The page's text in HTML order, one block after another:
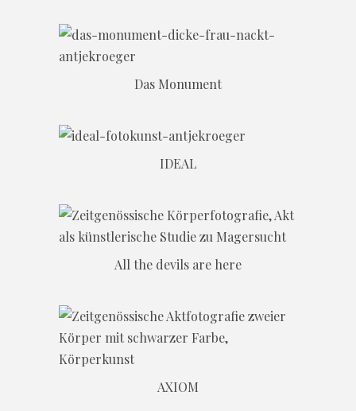
Das Monument
IDEAL
All the devils are here
AXIOM